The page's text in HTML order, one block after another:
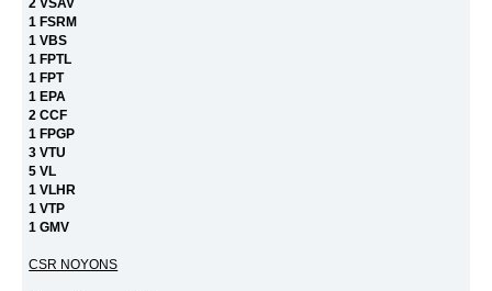
2 VSAV
1 FSRM
1 VBS
1 FPTL
1 FPT
1 EPA
2 CCF
1 FPGP
3 VTU
5 VL
1 VLHR
1 VTP
1 GMV
CSR NOYONS